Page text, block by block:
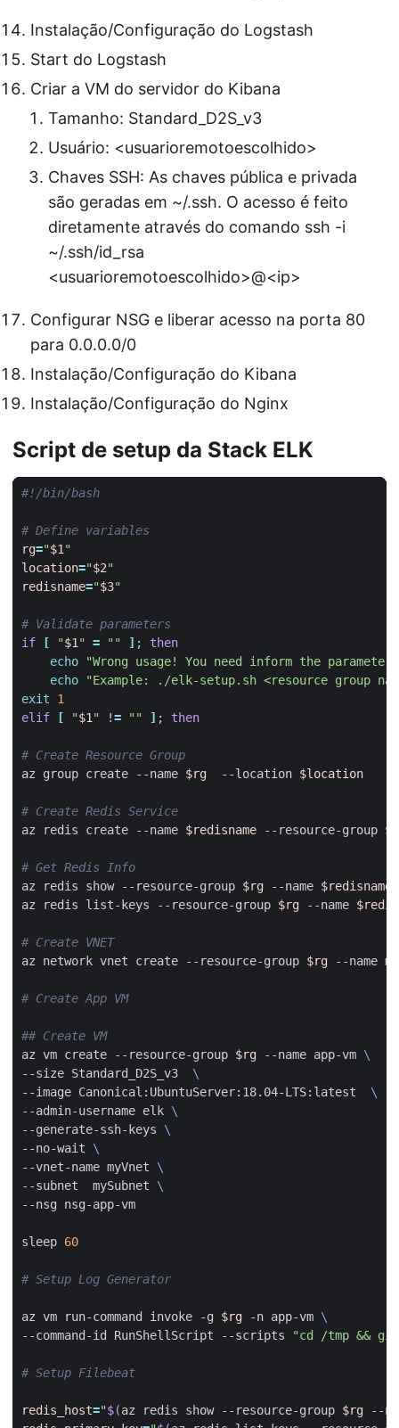
Instalação/Configuração do Logstash
Start do Logstash
Criar a VM do servidor do Kibana
Tamanho: Standard_D2S_v3
Usuário: <usuarioremotoescolhido>
Chaves SSH: As chaves pública e privada
são geradas em ~/.ssh. O acesso é feito
diretamente através do comando ssh -i
~/.ssh/id_rsa
<usuarioremotoescolhido>@<ip>
Configurar NSG e liberar acesso na porta 80
para 0.0.0.0/0
Instalação/Configuração do Kibana
Instalação/Configuração do Nginx
Script de setup da Stack ELK
# Define variables
rg="$1 "
location="$2"
redisname="$3"
# Validate parameters
if
[ "$1 " = "" ] ;
then
echo
"Wrong usage! You need inform the
echo
"Example: ./elk-setup.sh <resource group
exit
1
elif
[ "$1 " != "" ] ; then
# Create Resource Group
az group create --name $rg
  --location
$location
# Create Redis Service
az redis create --name $redisname --resource-group
# Get Redis Info
az redis show --resource-group $rg --name $redisname
az redis list-keys --resource-group $rg --name
# Create VNET
az network vnet create --resource-group $rg
# Create App VM
## Create VM
az vm create --resource-group $rg --name app-vm
--size Standard_D2S_v3
--image Canonical:UbuntuServer:18.04-LTS:latest
--admin-username elk
--generate-ssh-keys
--no-wait
--vnet-name myVnet
--subnet  mySubnet
sleep 60
# Setup Log Generator
az vm run-command invoke -g $rg -n app-vm
--command-id RunShellScript --scripts
"cd /tmp &&
# Setup Filebeat
redis_host="$(az redis show --resource-group $rg --